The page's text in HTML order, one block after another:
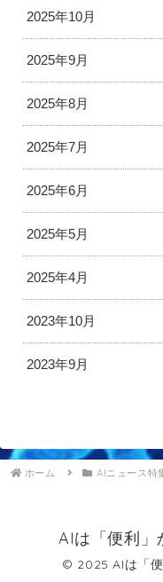
2025年10月
2025年9月
2025年8月
2025年7月
2025年6月
2025年5月
2025年4月
2023年10月
2023年9月
ホーム AIニュース特
AIは「便利」
© 2025 AIは「